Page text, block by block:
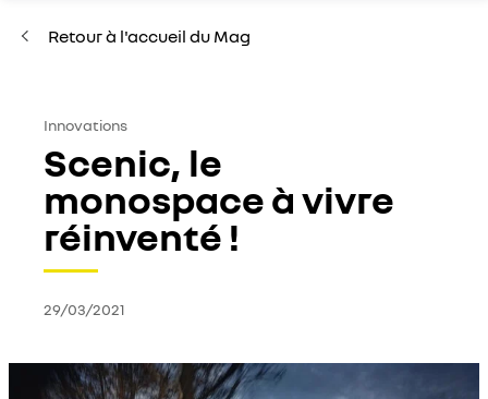
Autour de Renault
Innovations
Financement
Retour à l'accueil du Mag
Innovations
Scenic, le
monospace à vivre
réinventé !
29/03/2021